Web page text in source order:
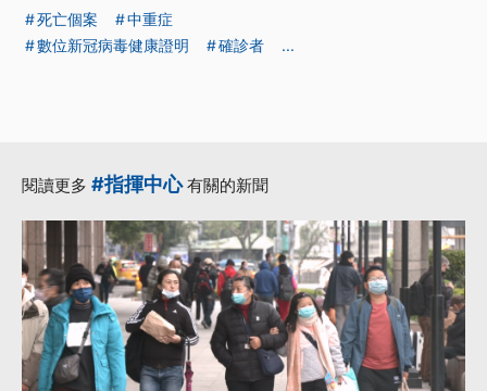
死亡個案
中重症
數位新冠病毒健康證明
確診者 ...
閱讀更多 #指揮中心有關的新聞